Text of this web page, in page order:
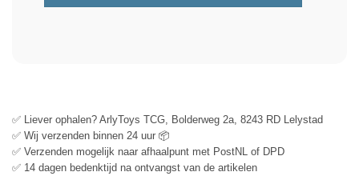
✅ Liever ophalen? ArlyToys TCG, Bolderweg 2a, 8243 RD Lelystad
✅ Wij verzenden binnen 24 uur 📦
✅ Verzenden mogelijk naar afhaalpunt met PostNL of DPD
✅ 14 dagen bedenktijd na ontvangst van de artikelen